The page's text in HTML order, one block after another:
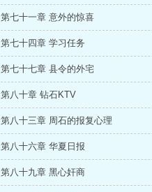
第七十一章 意外的惊喜
第七十四章 学习任务
第七十七章 县令的外宅
第八十章 钻石KTV
第八十三章 周石的报复心理
第八十六章 华夏日报
第八十九章 黑心奸商